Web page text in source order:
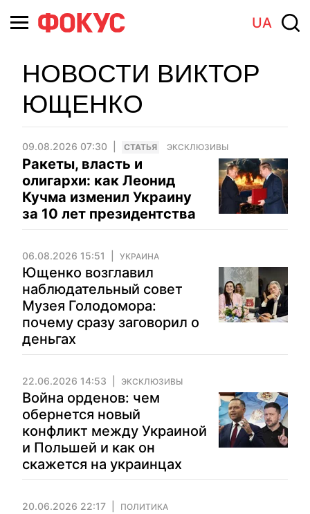
UA
НОВОСТИ ВИКТОР
ЮЩЕНКО
09.08.2026 07:30 CТАТЬЯ ЭКСКЛЮЗИВЫ
Ракеты, власть и
олигархи: как Леонид
Кучма изменил Украину
за 10 лет президентства
06.08.2026 15:51 УКРАИНА
Ющенко возглавил
наблюдательный совет
Музея Голодомора:
почему сразу заговорил о
деньгах
22.06.2026 14:53 ЭКСКЛЮЗИВЫ
Война орденов: чем
обернется новый
конфликт между Украиной
и Польшей и как он
скажется на украинцах
20.06.2026 22:17 ПОЛИТИКА